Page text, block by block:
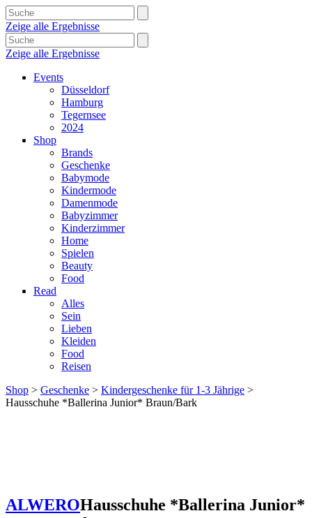
Zeige alle Ergebnisse
Zeige alle Ergebnisse
Events
Düsseldorf
Hamburg
Tegernsee
2024
Shop
Brands
Geschenke
Babymode
Kindermode
Damenmode
Babyzimmer
Kinderzimmer
Home
Spielen
Beauty
Food
Read
Alles
Sein
Lieben
Kleiden
Food
Reisen
Shop > Geschenke > Kindergeschenke für 1-3 Jährige >
Hausschuhe *Ballerina Junior* Braun/Bark
ALWEROHausschuhe *Ballerina Junior*